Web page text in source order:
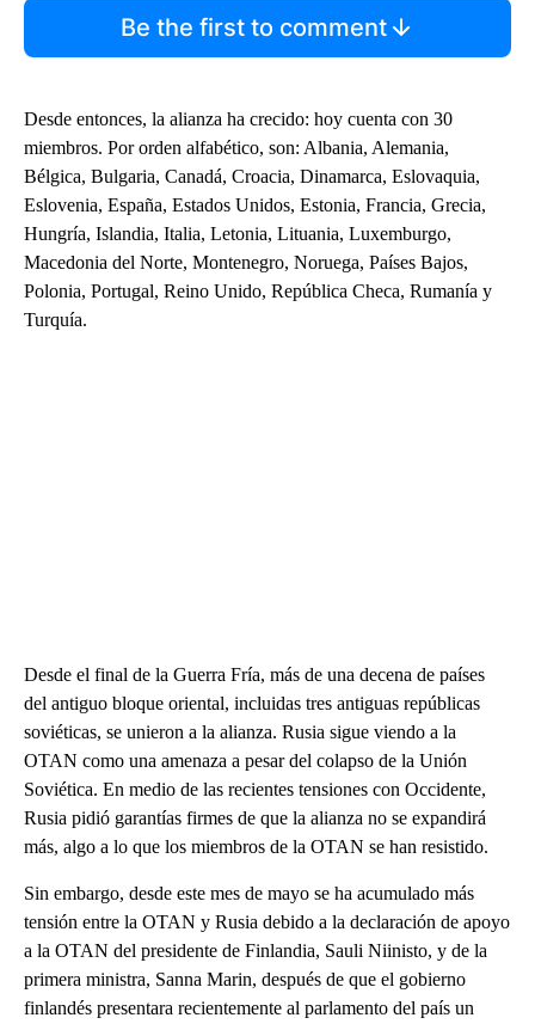
Be the first to comment
Desde entonces, la alianza ha crecido: hoy cuenta con 30
miembros. Por orden alfabético, son: Albania, Alemania,
Bélgica, Bulgaria, Canadá, Croacia, Dinamarca, Eslovaquia,
Eslovenia, España, Estados Unidos, Estonia, Francia, Grecia,
Hungría, Islandia, Italia, Letonia, Lituania, Luxemburgo,
Macedonia del Norte, Montenegro, Noruega, Países Bajos,
Polonia, Portugal, Reino Unido, República Checa, Rumanía y
Turquía.
Desde el final de la Guerra Fría, más de una decena de países
del antiguo bloque oriental, incluidas tres antiguas repúblicas
soviéticas, se unieron a la alianza. Rusia sigue viendo a la
OTAN como una amenaza a pesar del colapso de la Unión
Soviética. En medio de las recientes tensiones con Occidente,
Rusia pidió garantías firmes de que la alianza no se expandirá
más, algo a lo que los miembros de la OTAN se han resistido.
Sin embargo, desde este mes de mayo se ha acumulado más
tensión entre la OTAN y Rusia debido a la declaración de apoyo
a la OTAN del presidente de Finlandia, Sauli Niinisto, y de la
primera ministra, Sanna Marin, después de que el gobierno
finlandés presentara recientemente al parlamento del país un